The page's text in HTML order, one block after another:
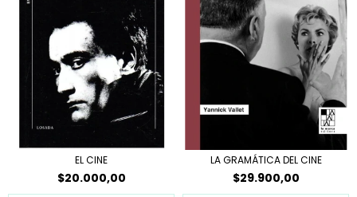
EL CINE
$20.000,00
LA GRAMÁTICA DEL CINE
$29.900,00